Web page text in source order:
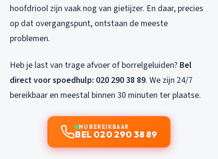
hoofdriool zijn vaak nog van gietijzer. En daar, precies
op dat overgangspunt, ontstaan de meeste
problemen.
Heb je last van trage afvoer of borrelgeluiden? Bel
direct voor spoedhulp: 020 290 38 89. We zijn 24/7
bereikbaar en meestal binnen 30 minuten ter plaatse.
NU BEREIKBAAR
BEL 020 290 38 89